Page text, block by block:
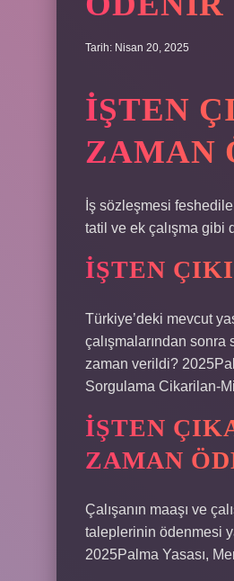
Tarih: Nisan 20, 2025
İŞTEN
ZAMAN
İş sözleşmesi
tatil ve ek çalışma gibi
İŞTEN
Türkiye’deki mevcut
çalışmalarından
zaman verildi?
Sorgulama Cikarilan-
İŞTEN
ZAMAN
Çalışanın maaşı ve
taleplerinin ödenmesi
2025Palma Yasası,